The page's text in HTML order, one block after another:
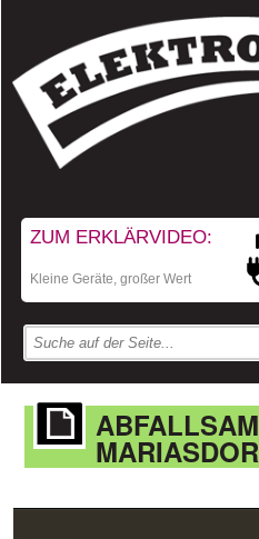
ZUM ERKLÄRVIDEO:
Kleine Geräte, großer Wert